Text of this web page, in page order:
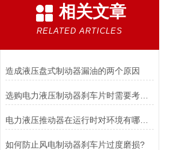
相关文章
RELATED ARTICLES
造成液压盘式制动器漏油的两个原因
选购电力液压制动器刹车片时需要考虑的问题有哪些？
电力液压推动器在运行时对环境有哪些要求？
如何防止风电制动器刹车片过度磨损?